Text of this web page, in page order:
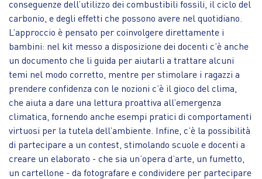
conseguenze dell’utilizzo dei combustibili fossili, il ciclo del
carbonio, e degli effetti che possono avere nel quotidiano.
L’approccio è pensato per coinvolgere direttamente i
bambini: nel kit messo a disposizione dei docenti c’è anche
un documento che li guida per aiutarli a trattare alcuni
temi nel modo corretto, mentre per stimolare i ragazzi a
prendere confidenza con le nozioni c’è il gioco del clima,
che aiuta a dare una lettura proattiva all’emergenza
climatica, fornendo anche esempi pratici di comportamenti
virtuosi per la tutela dell’ambiente. Infine, c’è la possibilità
di partecipare a un contest, stimolando scuole e docenti a
creare un elaborato - che sia un’opera d’arte, un fumetto,
un cartellone - da fotografare e condividere per partecipare